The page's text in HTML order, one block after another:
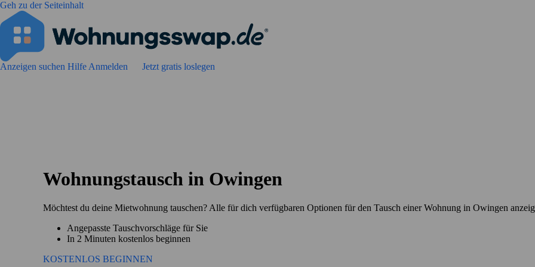
Geh zu der Seiteinhalt
Anzeigen suchen Hilfe Anmelden Jetzt gratis loslegen
Wohnungstausch in Owingen
Möchtest du deine Mietwohnung tauschen? Alle für dich verfügbaren Optionen für den Tausch einer Wohnung in Owingen
Angepasste Tauschvorschläge für Sie
In 2 Minuten kostenlos beginnen
KOSTENLOS BEGINNEN